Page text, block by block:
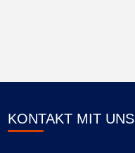
KONTAKT MIT UNS